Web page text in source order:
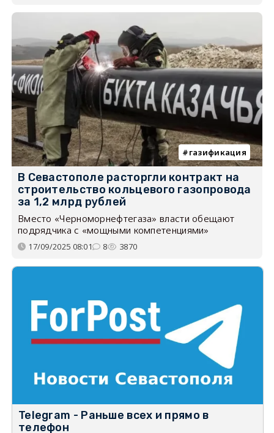
газификация
В Севастополе расторгли контракт на
строительство кольцевого газопровода
за 1,2 млрд рублей
Вместо «Черноморнефтегаза» власти обещают
подрядчика с «мощными компетенциями»
17/09/2025 08:01 8 3870
Telegram - Раньше всех и прямо в
телефон